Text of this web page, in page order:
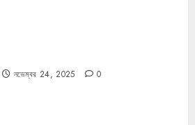
নভেম্বর 24, 2025 0